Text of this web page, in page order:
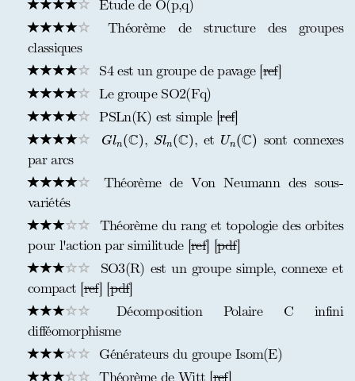
Etude de O(p,q)
Théorème de structure des groupes
classiques
S4 est un groupe de pavage [ref]
Le groupe SO2(Fq)
PSLn(K) est simple [ref]
Gln(C)
Gln (C), Sln(C)
Sln (C), et Un(C)
Un(C) sont connexes
par arcs
Théorème de Von Neumann des sous-
variétés
Théorème du rang et topologie des orbites
pour l'action par similitude [ref] [pdf]
SO3(R) est un groupe simple, connexe et
compact [ref] [pdf]
Décomposition Polaire C infini
difféomorphisme
Générateurs du groupe Isom(E)
Théorème de Witt [ref]